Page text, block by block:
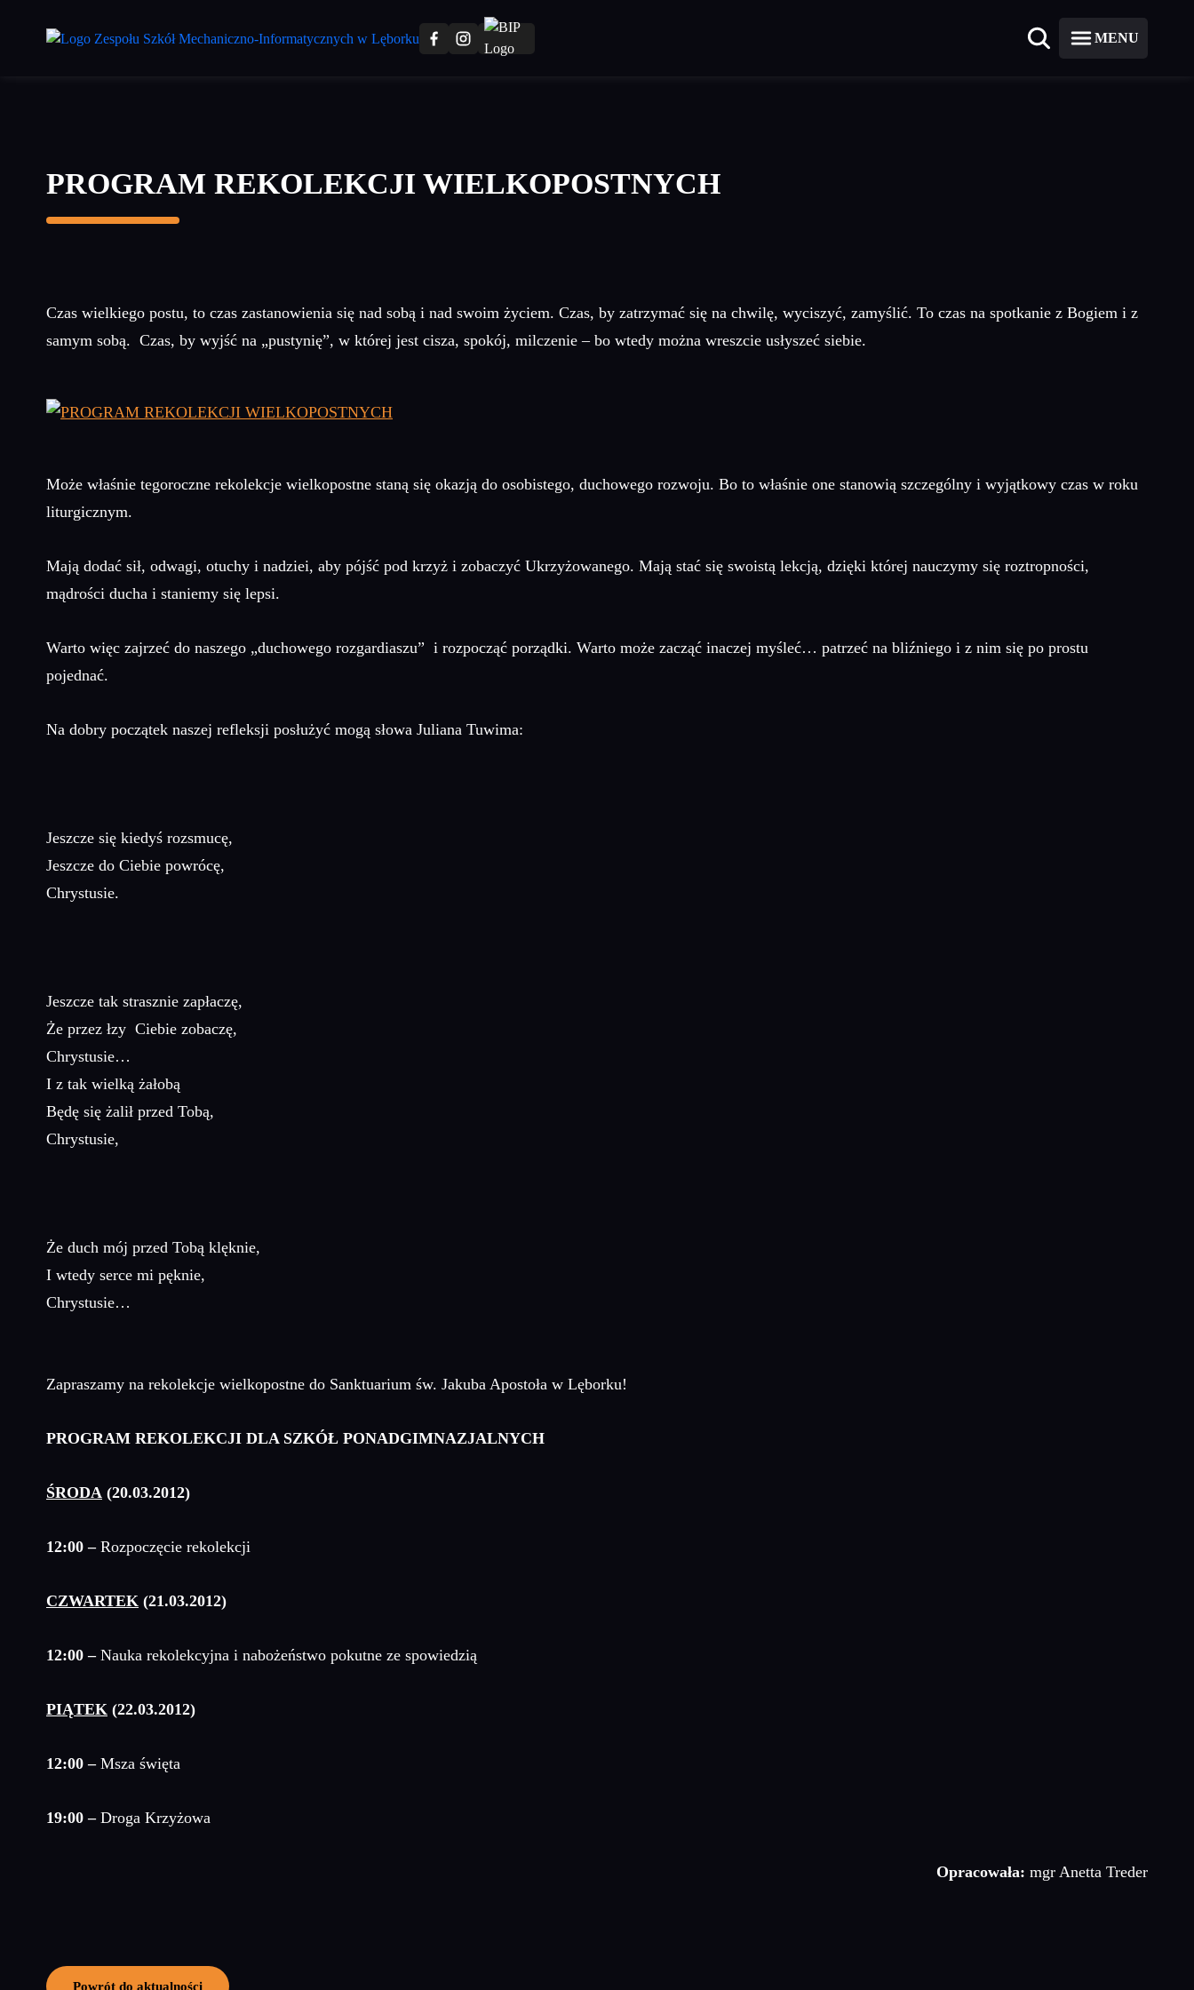
MENU
PROGRAM REKOLEKCJI WIELKOPOSTNYCH
Czas wielkiego postu, to czas zastanowienia się nad sobą i nad swoim życiem. Czas, by zatrzymać się na chwilę, wyciszyć, zamyślić. To czas na spotkanie z Bogiem i z
samym sobą. Czas, by wyjść na „pustynię”, w której jest cisza, spokój, milczenie – bo wtedy można wreszcie usłyszeć siebie.
Może właśnie tegoroczne rekolekcje wielkopostne staną się okazją do osobistego, duchowego rozwoju. Bo to właśnie one stanowią szczególny i wyjątkowy czas w roku
liturgicznym.
Mają dodać sił, odwagi, otuchy i nadziei, aby pójść pod krzyż i zobaczyć Ukrzyżowanego. Mają stać się swoistą lekcją, dzięki której nauczymy się roztropności,
mądrości ducha i staniemy się lepsi.
Warto więc zajrzeć do naszego „duchowego rozgardiaszu” i rozpocząć porządki. Warto może zacząć inaczej myśleć… patrzeć na bliźniego i z nim się po prostu
pojednać.
Na dobry początek naszej refleksji posłużyć mogą słowa Juliana Tuwima:
Jeszcze się kiedyś rozsmucę,
Jeszcze do Ciebie powrócę,
Chrystusie.
Jeszcze tak strasznie zapłaczę,
Że przez łzy Ciebie zobaczę,
Chrystusie…
I z tak wielką żałobą
Będę się żalił przed Tobą,
Chrystusie,
Że duch mój przed Tobą klęknie,
I wtedy serce mi pęknie,
Chrystusie…
Zapraszamy na rekolekcje wielkopostne do Sanktuarium św. Jakuba Apostoła w Lęborku!
PROGRAM REKOLEKCJI DLA SZKÓŁ PONADGIMNAZJALNYCH
ŚRODA (20.03.2012)
12:00 –Rozpoczęcie rekolekcji
CZWARTEK (21.03.2012)
12:00 – Nauka rekolekcyjna i nabożeństwo pokutne ze spowiedzią
PIĄTEK (22.03.2012)
12:00 – Msza święta
19:00 – Droga Krzyżowa
Opracowała: mgr Anetta Treder
Powrót do aktualności